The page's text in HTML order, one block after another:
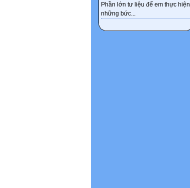
Phần lớn tư liệu để em thực hiện
những bức...